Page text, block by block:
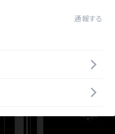
通報する